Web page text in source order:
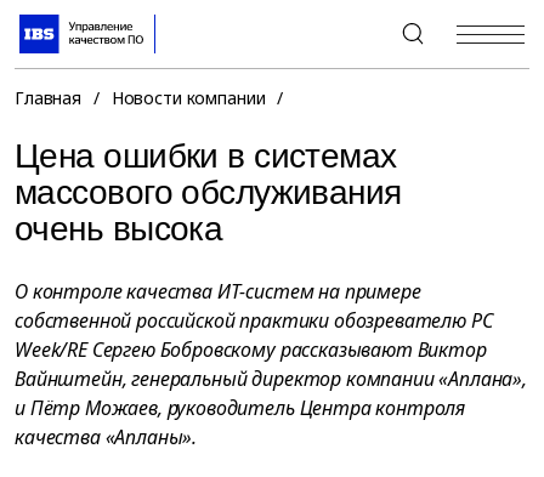
+7 (495) 967-80-80
Главная / Новости компании /
Цена ошибки в системах
массового обслуживания
очень высока
О контроле качества ИТ-систем на примере
собственной российской практики обозревателю PC
Week/RE Сергею Бобровскому рассказывают Виктор
Вайнштейн, генеральный директор компании «Аплана»,
и Пётр Можаев, руководитель Центра контроля
качества «Апланы».